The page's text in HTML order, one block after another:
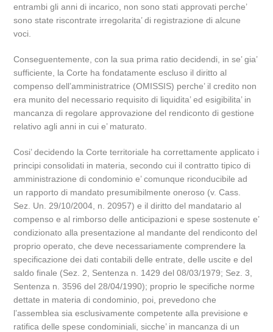
entrambi gli anni di incarico, non sono stati approvati perche’
sono state riscontrate irregolarita’ di registrazione di alcune
voci.
Conseguentemente, con la sua prima ratio decidendi, in se’ gia’
sufficiente, la Corte ha fondatamente escluso il diritto al
compenso dell’amministratrice (OMISSIS) perche’ il credito non
era munito del necessario requisito di liquidita’ ed esigibilita’ in
mancanza di regolare approvazione del rendiconto di gestione
relativo agli anni in cui e’ maturato.
Cosi’ decidendo la Corte territoriale ha correttamente applicato i
principi consolidati in materia, secondo cui il contratto tipico di
amministrazione di condominio e’ comunque riconducibile ad
un rapporto di mandato presumibilmente oneroso (v. Cass.
Sez. Un. 29/10/2004, n. 20957) e il diritto del mandatario al
compenso e al rimborso delle anticipazioni e spese sostenute e’
condizionato alla presentazione al mandante del rendiconto del
proprio operato, che deve necessariamente comprendere la
specificazione dei dati contabili delle entrate, delle uscite e del
saldo finale (Sez. 2, Sentenza n. 1429 del 08/03/1979; Sez. 3,
Sentenza n. 3596 del 28/04/1990); proprio le specifiche norme
dettate in materia di condominio, poi, prevedono che
l’assemblea sia esclusivamente competente alla previsione e
ratifica delle spese condominiali, sicche’ in mancanza di un